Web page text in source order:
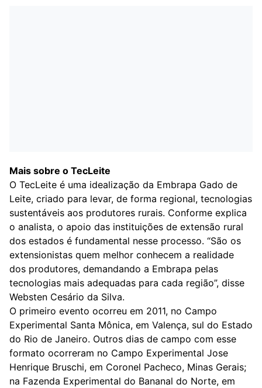
Mais sobre o TecLeite
O TecLeite é uma idealização da Embrapa Gado de
Leite, criado para levar, de forma regional, tecnologias
sustentáveis aos produtores rurais. Conforme explica
o analista, o apoio das instituições de extensão rural
dos estados é fundamental nesse processo. “São os
extensionistas quem melhor conhecem a realidade
dos produtores, demandando a Embrapa pelas
tecnologias mais adequadas para cada região”, disse
Websten Cesário da Silva.
O primeiro evento ocorreu em 2011, no Campo
Experimental Santa Mônica, em Valença, sul do Estado
do Rio de Janeiro. Outros dias de campo com esse
formato ocorreram no Campo Experimental Jose
Henrique Bruschi, em Coronel Pacheco, Minas Gerais;
na Fazenda Experimental do Bananal do Norte, em